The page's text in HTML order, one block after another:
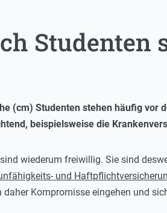
Studenten
(cm) Studenten stehen häufig vor
beispielsweise die
wiederum freiwillig. Sie sind
und
daher Kompromisse eingehen und